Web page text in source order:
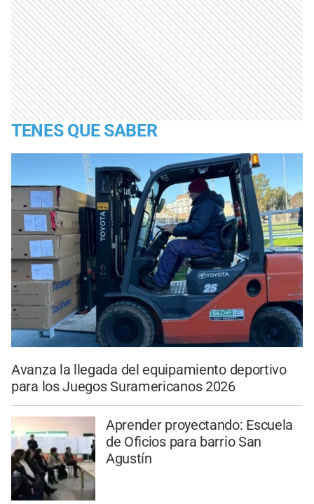
TENES QUE SABER
Avanza la llegada del equipamiento deportivo
para los Juegos Suramericanos 2026
Aprender proyectando: Escuela
de Oficios para barrio San
Agustín